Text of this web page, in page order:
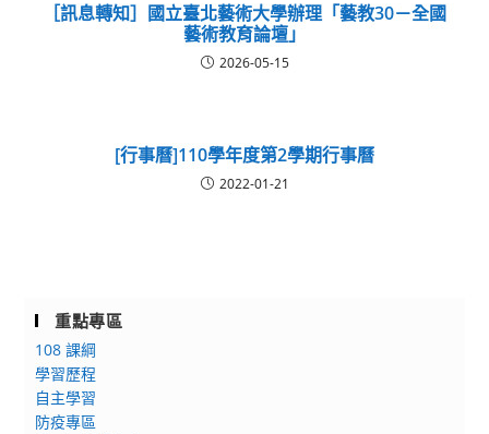
［訊息轉知］國立臺北藝術大學辦理「藝教30－全國
藝術教育論壇」
2026-05-15
[行事曆]110學年度第2學期行事曆
2022-01-21
重點專區
108 課綱
學習歷程
自主學習
防疫專區